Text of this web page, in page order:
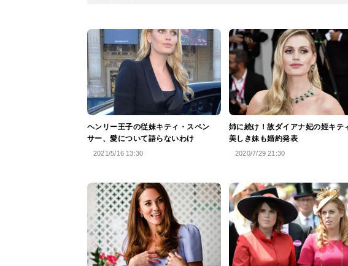
ヘンリー王子の従妹キティ・スペン
サー、愛について語らないわけ
2021/5/16 13:30
姉に続け！故ダイアナ妃の姪キテ
美しき妹も婚約発表
2020/7/29 21:30